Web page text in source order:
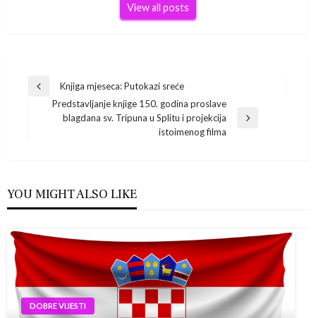
View all posts
Navigacija
objava
Previous
Knjiga mjeseca: Putokazi sreće
Predstavljanje knjige 150. godina proslave
blagdana sv. Tripuna u Splitu i projekcija
istoimenog filma
YOU MIGHT ALSO LIKE
DOBRE VIJESTI